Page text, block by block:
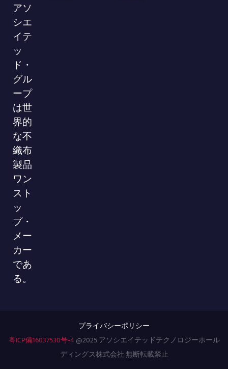
アソ
シエ
イテ
ッ
ド・
グル
ープ
は世
界的
な不
織布
製品
ワン
スト
ッ
プ・
メー
カー
であ
る。
プライバシーポリシー
粤ICP備16037530号-4@2025 アソシエイテッドテクノロジーホール
ディングス株式会社 無断転載禁止